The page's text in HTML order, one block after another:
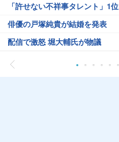
「許せない不祥事タレント」1位
俳優の戸塚純貴が結婚を発表
配信で激怒 堀大輔氏が物議